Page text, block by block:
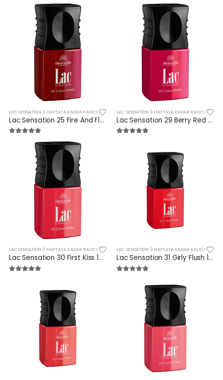
LAC SENSATION 3 HAFTAYA KADAR KALICI
Lac Sensation 25 Fire And Flame 10 ml
LAC SENSATION 3 HAFTAYA KADAR KALICI
Lac Sensation 29 Berry Red 10 ml
LAC SENSATION 3 HAFTAYA KADAR KALICI
Lac Sensation 30 First Kiss 10 ml
LAC SENSATION 3 HAFTAYA KADAR KALICI
Lac Sensation 31 Girly Flush 10 ml